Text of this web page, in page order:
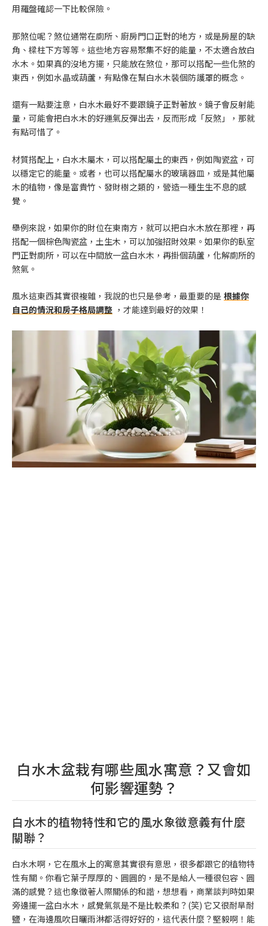
用羅盤確認一下比較保險。
那煞位呢？煞位通常在廁所、廚房門口正對的地方，或是房屋的缺
角、樑柱下方等等。這些地方容易聚集不好的能量，不太適合放白
水木。如果真的沒地方擺，只能放在煞位，那可以搭配一些化煞的
東西，例如水晶或葫蘆，有點像在幫白水木裝個防護罩的概念。
還有一點要注意，白水木最好不要跟鏡子正對著放。鏡子會反射能
量，可能會把白水木的好運氣反彈出去，反而形成「反煞」，那就
有點可惜了。
材質搭配上，白水木屬木，可以搭配屬土的東西，例如陶瓷盆，可
以穩定它的能量。或者，也可以搭配屬水的玻璃器皿，或是其他屬
木的植物，像是富貴竹、發財樹之類的，營造一種生生不息的感
覺。
舉例來說，如果你的財位在東南方，就可以把白水木放在那裡，再
搭配一個棕色陶瓷盆，土生木，可以加強招財效果。如果你的臥室
門正對廁所，可以在中間放一盆白水木，再掛個葫蘆，化解廁所的
煞氣。
風水這東西其實很複雜，我說的也只是參考，最重要的是 根據你
自己的情況和房子格局調整 ，才能達到最好的效果！
白水木盆栽有哪些風水寓意？又會如
何影響運勢？
白水木的植物特性和它的風水象徵意義有什麼
關聯？
白水木啊，它在風水上的寓意其實很有意思，很多都跟它的植物特
性有關。你看它葉子厚厚的、圓圓的，是不是給人一種很包容、圓
滿的感覺？這也象徵著人際關係的和諧，想想看，商業談判時如果
旁邊擺一盆白水木，感覺氣氛是不是比較柔和？(笑) 它又很耐旱耐
鹽，在海邊風吹日曬雨淋都活得好好的，這代表什麼？堅毅啊！能